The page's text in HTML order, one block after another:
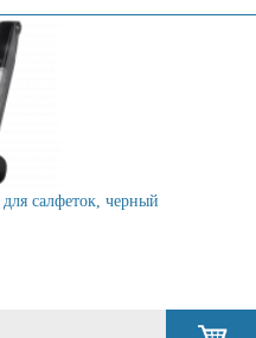
салфеток, черный